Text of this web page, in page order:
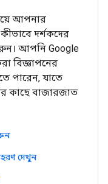
আপনার
দর্শকদের
আপনি Google
বিজ্ঞাপনের
পারেন, যাতে
কাছে বাজারজাত
দেখুন